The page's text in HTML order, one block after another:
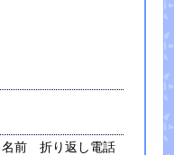
前 折り返し電話